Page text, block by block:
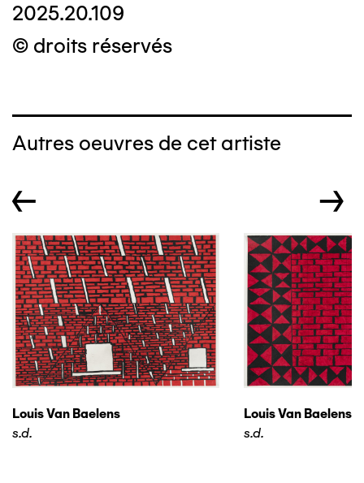
2025.20.109
© droits réservés
Autres oeuvres de cet artiste
← →
Louis Van Baelens
s.d.
Louis Van Baelens
s.d.